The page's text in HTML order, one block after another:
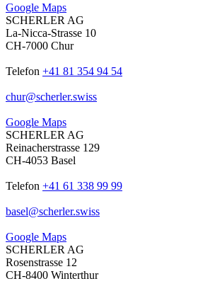
Google Maps
SCHERLER AG
La-Nicca-Strasse 10
CH-7000 Chur
Telefon +41 81 354 94 54
chur@scherler.swiss
Google Maps
SCHERLER AG
Reinacherstrasse 129
CH-4053 Basel
Telefon +41 61 338 99 99
basel@scherler.swiss
Google Maps
SCHERLER AG
Rosenstrasse 12
CH-8400 Winterthur